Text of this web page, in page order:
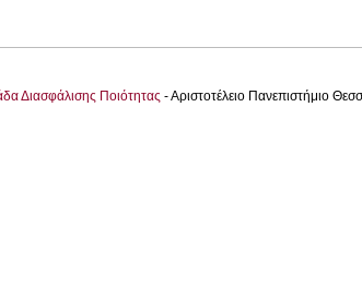
Διασφάλισης Ποιότητας - Αριστοτέλειο Πανεπιστήμιο